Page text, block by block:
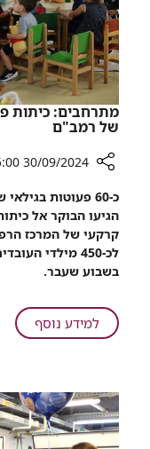
מתרחבים: כיתות
של רמב"ם
שיתוף
מתרחבים:
כיתות
פעוטון
נפתחו
בשמרטפייה
של
30/09/2024 15:00
כ-60 פעוטות
הגיעו הבוקר אל
קרקעי של המרכז
בשבוע שעבר.
למידע נוסףעל
נפתחו
הבוקר